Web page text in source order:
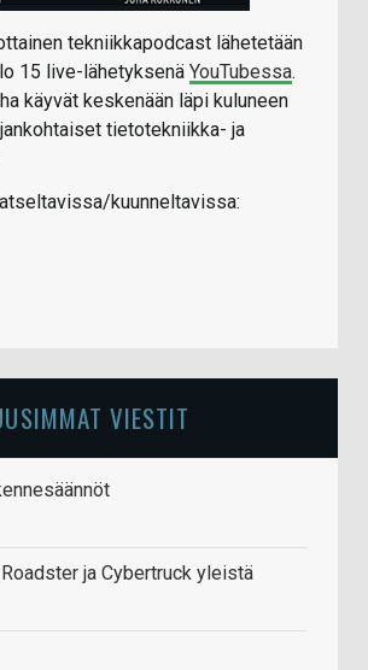
tekniikkapodcast lähetetään
15 live-lähetyksenä YouTubessa.
käyvät keskenään läpi kuluneen
tietotekniikka- ja
kuunneltavissa:
VIESTIT
Roadster ja Cybertruck yleistä